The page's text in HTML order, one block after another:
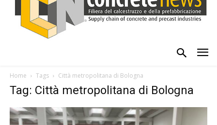
Home Tags Città metropolitana di Bologna
Tag: Città metropolitana di Bologna